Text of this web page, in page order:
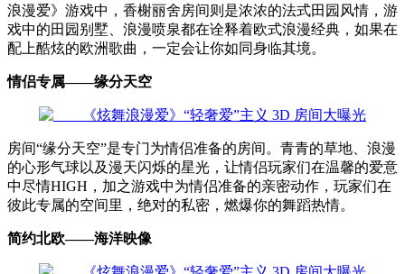
浪漫爱》游戏中，香榭丽舍房间则是浓浓的法式田园风情，游
戏中的田园别墅、浪漫喷泉都在诠释着欧式浪漫经典，如果在
配上酷炫的欧洲歌曲，一定会让你如同身临其境。
情侣专属——缘分天空
房间“缘分天空”是专门为情侣准备的房间。青青的草地、浪漫
的心形气球以及漫天闪烁的星光，让情侣玩家们在温馨的爱意
中尽情HIGH，加之游戏中为情侣准备的亲密动作，玩家们在
彼此专属的空间里，绝对的私密，燃爆你的舞蹈热情。
简约北欧——海洋映像